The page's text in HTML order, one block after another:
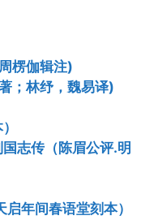
楞伽辑注)
；林纾，魏易译)
志传（陈眉公评.明
年间春语堂刻本）